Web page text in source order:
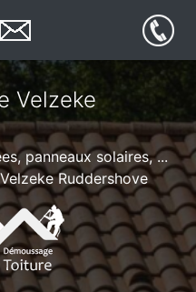
Velzeke
panneaux solaires, ...
Ruddershove